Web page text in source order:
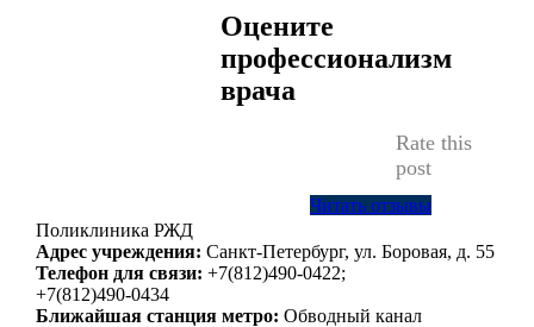
Оцените
профессионализм
врача
Rate this
post
Читать отзывы
Поликлиника РЖД
Адрес учреждения: Санкт-Петербург, ул. Боровая, д. 55
Телефон для связи: +7(812)490-0422;
+7(812)490-0434
Ближайшая станция метро: Обводный канал